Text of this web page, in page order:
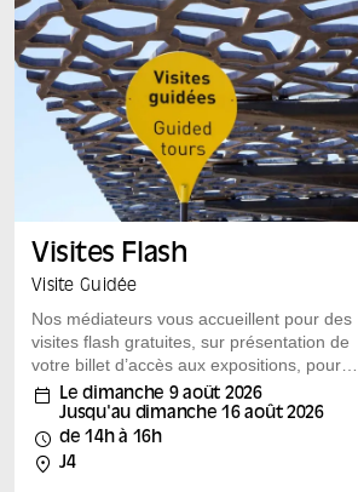
Visites Flash
Visite Guidée
Nos médiateurs vous accueillent pour des
visites flash gratuites, sur présentation de
votre billet d’accès aux expositions, pour
découvrir autrement les expositions du
Mucem.
Rendez-vous à l’heure de la visite dans la
salle d’exposition pour une découverte
proposée par l’équipe de médiation : des
Le dimanche 9 août 2026
Jusqu'au dimanche 16 août 2026
de 14h à 16h
J4